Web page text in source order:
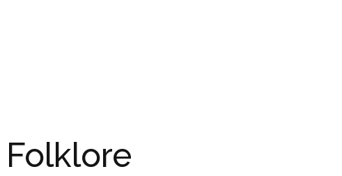
Folklore